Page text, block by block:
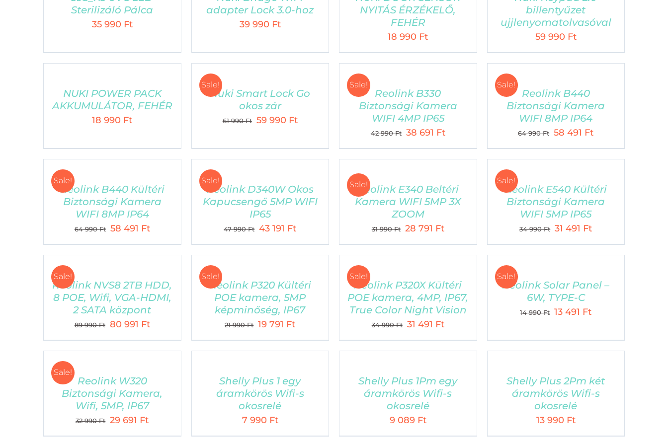
Sterilizáló Pálca
35 990 Ft
adapter Lock 3.0-hoz
39 990 Ft
NYITÁS ÉRZÉKELŐ,
FEHÉR
18 990 Ft
billentyűzet
ujjlenyomatolvasóval
59 990 Ft
NUKI POWER PACK
AKKUMULÁTOR, FEHÉR
18 990 Ft
Sale!
Nuki Smart Lock Go
okos zár
61 990Ft
Original
was:
61
59 990 FtCurrent
is:
59
Sale!
Reolink B330
Biztonsági Kamera
WIFI 4MP IP65
42 990Ft Original
was:
990 Ft.
38 691 FtCurrent
is:
691 Ft.
Sale!
Reolink B440
Biztonsági Kamera
WIFI 8MP IP64
64 990Ft
Original
was:
990 Ft.
58 491 FtCurrent
is:
491 Ft.
Sale!
Reolink B440 Kültéri
Biztonsági Kamera
WIFI 8MP IP64
64 990Ft
Original
was:
990 Ft.
58 491 FtCurrent
is:
491 Ft.
Sale!
Reolink D340W Okos
Kapucsengő 5MP WIFI
IP65
47 990Ft Original
was:
990 Ft.
43 191 FtCurrent
is:
191 Ft.
Sale!
Reolink E340 Beltéri
Kamera WIFI 5MP 3X
ZOOM
31 990Ft Original
was:
990 Ft.
28 791 FtCurrent
is:
791 Ft.
Sale!
Reolink E540 Kültéri
Biztonsági Kamera
WIFI 5MP IP65
34 990Ft Original
was:
990 Ft.
31 491 FtCurrent
is:
491 Ft.
Sale!
Reolink NVS8 2TB HDD,
8 POE, Wifi, VGA-HDMI,
2 SATA központ
89 990Ft
Original
was:
990 Ft.
80 991 FtCurrent
is:
Sale!
Reolink P320 Kültéri
POE kamera, 5MP
képminőség, IP67
21 990Ft Original
was:
990 Ft.
19 791 FtCurrent
is:
791 Ft.
Sale!
Reolink P320X Kültéri
POE kamera, 4MP, IP67,
True Color Night Vision
34 990Ft Original
was:
990 Ft.
31 491 FtCurrent
is:
491 Ft.
Sale!
Reolink Solar Panel –
6W, TYPE-C
14 990Ft Original
was:
14
13 491 FtCurrent
is:
13
Sale!
Reolink W320
Biztonsági Kamera,
Wifi, 5MP, IP67
32 990Ft Original
29 691 FtCurrent
Shelly Plus 1 egy
áramkörös Wifi-s
okosrelé
7 990 Ft
Shelly Plus 1Pm egy
áramkörös Wifi-s
okosrelé
9 089 Ft
Shelly Plus 2Pm két
áramkörös Wifi-s
okosrelé
13 990 Ft
ELÉRHETŐSÉGÜNK
Cím: 1101 Budapest, Albertirsai út 3. (nem
személyes ügyfélszolgálat)
Telefon: +36 1 219 0692, 103. mellék
Web:kovetlek.hu
Xplora X6 Play gyerek okosóra
Xplora XGO3 gyerek okosóra
Nuki okoszárak
Reolink kamerák
Shelly okosotthon termékek
VÁSÁRLÁSI FELTÉTELEK
Szállítási feltételek
Adatvédelmi tájékoztató
Általános Szerződési Feltételek
Elállási nyilatkozat (kattintásra letöltődik)
2026 CELLECT HUNGARY KFT. | Minden jog fenntartva | Designed by